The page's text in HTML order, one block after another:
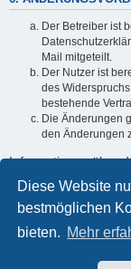
Diese Website
bestmöglichen
bieten. Mehr
Der Betreiber ist
Mail mitgeteilt.
Der Nutzer ist
des
bestehende
Die Änderungen
den Änderungen
Informationen über
sind in der
ElabNET Technik